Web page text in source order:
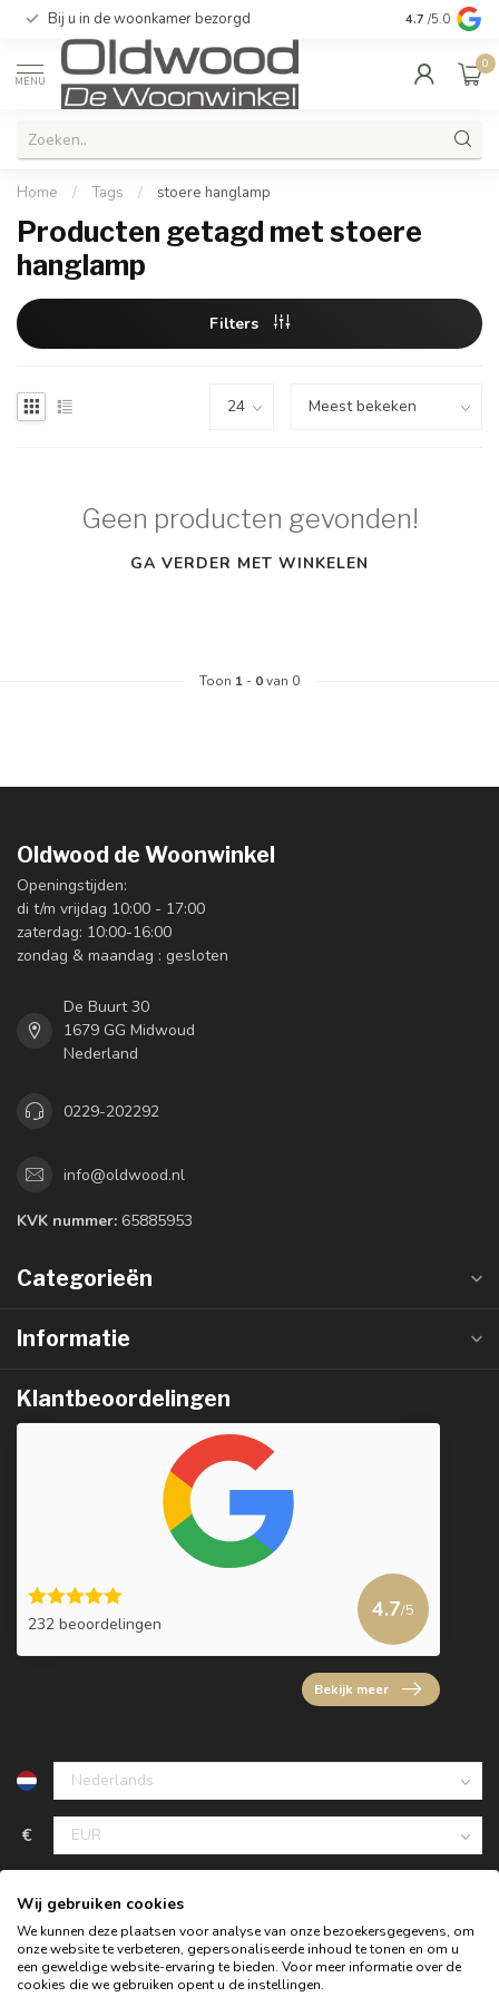
Bij u in de woonkamer bezorgd Kwaliteit &
4.7 /5.0
MENU
0
Home / Tags / stoere hanglamp
Producten getagd met stoere
hanglamp
Filters
Geen producten gevonden!
GA VERDER MET WINKELEN
Toon 1 - 0van 0
Oldwood de Woonwinkel
Openingstijden:
di t/m vrijdag 10:00 - 17:00
zaterdag: 10:00-16:00
zondag & maandag : gesloten
De Buurt 30
1679 GG Midwoud
Nederland
0229-202292
info@oldwood.nl
KVK nummer: 65885953
Categorieën
Informatie
Klantbeoordelingen
232 beoordelingen
4.7/5
Bekijk meer
€
Wij gebruiken cookies
We kunnen deze plaatsen voor analyse van onze bezoekersgegevens, om
onze website te verbeteren, gepersonaliseerde inhoud te tonen en om u
een geweldige website-ervaring te bieden. Voor meer informatie over de
cookies die we gebruiken opent u de instellingen.